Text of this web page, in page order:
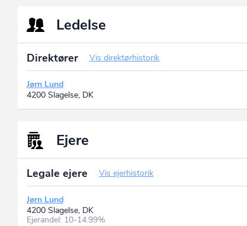
Ledelse
Direktører Vis direktørhistorik
Jørn Lund
4200 Slagelse, DK
Ejere
Legale ejere Vis ejerhistorik
Jørn Lund
4200 Slagelse, DK
Ejerandel: 10-14.99%